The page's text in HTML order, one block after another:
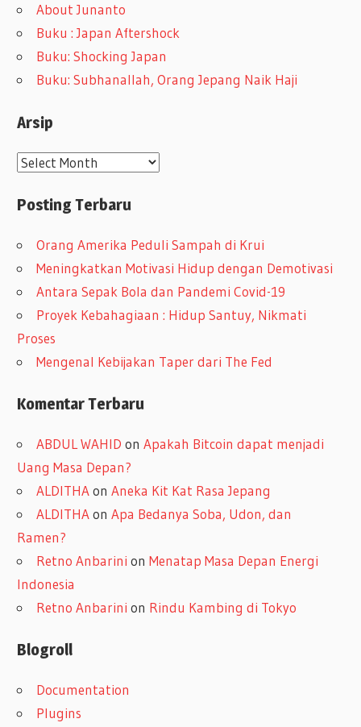
About Junanto
Buku : Japan Aftershock
Buku: Shocking Japan
Buku: Subhanallah, Orang Jepang Naik Haji
Arsip
A
s
Posting Terbaru
Orang Amerika Peduli Sampah di Krui
Meningkatkan Motivasi Hidup dengan Demotivasi
Antara Sepak Bola dan Pandemi Covid-19
Proyek Kebahagiaan : Hidup Santuy, Nikmati
Proses
Mengenal Kebijakan Taper dari The Fed
Komentar Terbaru
ABDUL WAHID onApakah Bitcoin dapat menjadi
Uang Masa Depan?
ALDITHAonAneka Kit Kat Rasa Jepang
ALDITHAonApa Bedanya Soba, Udon, dan
Ramen?
Retno Anbarini onMenatap Masa Depan Energi
Indonesia
Retno Anbarini on Rindu Kambing di Tokyo
Blogroll
Documentation
Plugins